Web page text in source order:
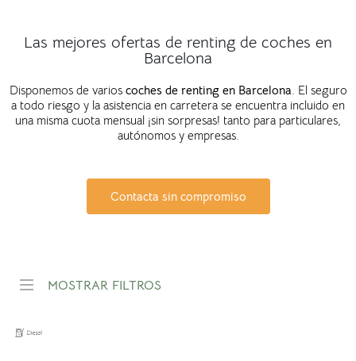
Las mejores ofertas de renting de coches en
Barcelona
Disponemos de varios coches de renting en Barcelona. El seguro
a todo riesgo y la asistencia en carretera se encuentra incluido en
una misma cuota mensual ¡sin sorpresas! tanto para particulares,
autónomos y empresas.
Contacta sin compromiso
MOSTRAR FILTROS